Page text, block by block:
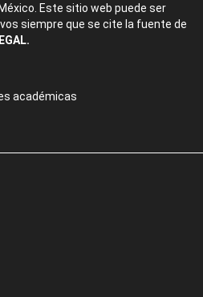
Este sitio web puede ser
siempre que se cite la fuente de
académicas